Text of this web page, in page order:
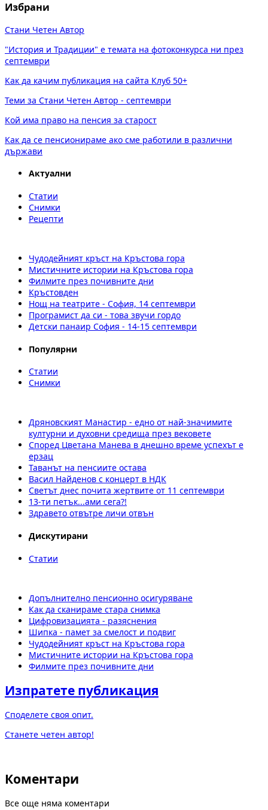
Избрани
Стани Четен Автор
"История и Традиции" е темата на фотоконкурса ни през
септември
Как да качим публикация на сайта Клуб 50+
Теми за Стани Четен Автор - септември
Кой има право на пенсия за старост
Как да се пенсионираме ако сме работили в различни
държави
Актуални
Статии
Снимки
Рецепти
Чудодейният кръст на Кръстова гора
Мистичните истории на Кръстова гора
Филмите през почивните дни
Кръстовден
Нощ на театрите - София, 14 септември
Програмист да си - това звучи гордо
Детски панаир София - 14-15 септември
Популярни
Статии
Снимки
Дряновският Манастир - едно от най-значимите
културни и духовни средища през вековете
Според Цветана Манева в днешно време успехът е
ерзац
Таванът на пенсиите остава
Васил Найденов с концерт в НДК
Светът днес почита жертвите от 11 септември
13-ти петък...ами сега?!
Здравето отвътре личи отвън
Дискутирани
Статии
Допълнително пенсионно осигуряване
Как да сканираме стара снимка
Цифровизацията - разяснения
Шипка - памет за смелост и подвиг
Чудодейният кръст на Кръстова гора
Мистичните истории на Кръстова гора
Филмите през почивните дни
Изпратете публикация
Споделете своя опит.
Станете четен автор!
Коментари
Все още няма коментари